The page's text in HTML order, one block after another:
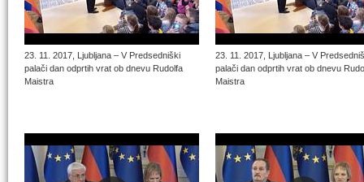
23. 11. 2017, Ljubljana – V Predsedniški
palači dan odprtih vrat ob dnevu Rudolfa
Maistra
23. 11. 2017, Ljubljana – V
palači dan odprtih vrat ob dnevu
Maistra